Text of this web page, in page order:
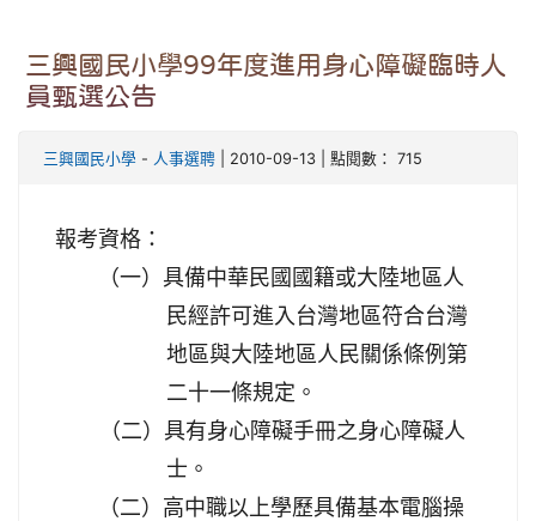
三興國民小學99年度進用身心障礙臨時人
員甄選公告
三興國民小學 - 人事選聘 | 2010-09-13 | 點閱數： 715
報考資格：
（一）具備中華民國國籍或大陸地區人
民經許可進入台灣地區符合台灣
地區與大陸地區人民關係條例第
二十一條規定。
（二）具有身心障礙手冊之身心障礙人
士。
（二）高中職以上學歷具備基本電腦操